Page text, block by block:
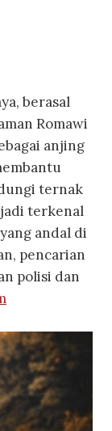
berasal
Romawi
anjing
ternak
terkenal
andal di
pencarian
polisi dan